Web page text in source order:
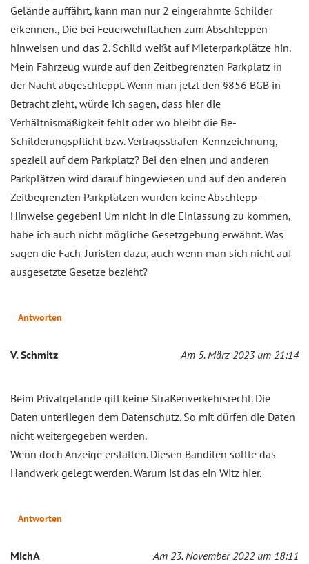
Gelände auffährt, kann man nur 2 eingerahmte Schilder
erkennen., Die bei Feuerwehrflächen zum Abschleppen
hinweisen und das 2. Schild weißt auf Mieterparkplätze hin.
Mein Fahrzeug wurde auf den Zeitbegrenzten Parkplatz in
der Nacht abgeschleppt. Wenn man jetzt den §856 BGB in
Betracht zieht, würde ich sagen, dass hier die
Verhältnismäßigkeit fehlt oder wo bleibt die Be-
Schilderungspflicht bzw. Vertragsstrafen-Kennzeichnung,
speziell auf dem Parkplatz? Bei den einen und anderen
Parkplätzen wird darauf hingewiesen und auf den anderen
Zeitbegrenzten Parkplätzen wurden keine Abschlepp-
Hinweise gegeben! Um nicht in die Einlassung zu kommen,
habe ich auch nicht mögliche Gesetzgebung erwähnt. Was
sagen die Fach-Juristen dazu, auch wenn man sich nicht auf
ausgesetzte Gesetze bezieht?
Antworten
V. Schmitz Am 5. März 2023 um 21:14
Beim Privatgelände gilt keine Straßenverkehrsrecht. Die
Daten unterliegen dem Datenschutz. So mit dürfen die Daten
nicht weitergegeben werden.
Wenn doch Anzeige erstatten. Diesen Banditen sollte das
Handwerk gelegt werden. Warum ist das ein Witz hier.
Antworten
MichA Am 23. November 2022 um 18:11